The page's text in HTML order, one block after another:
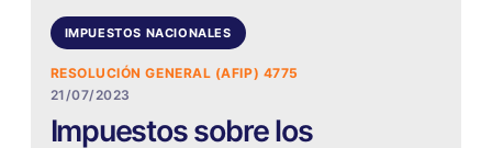
IMPUESTOS NACIONALES
RESOLUCIÓN GENERAL (AFIP) 4775
21/07/2023
Impuestos sobre los